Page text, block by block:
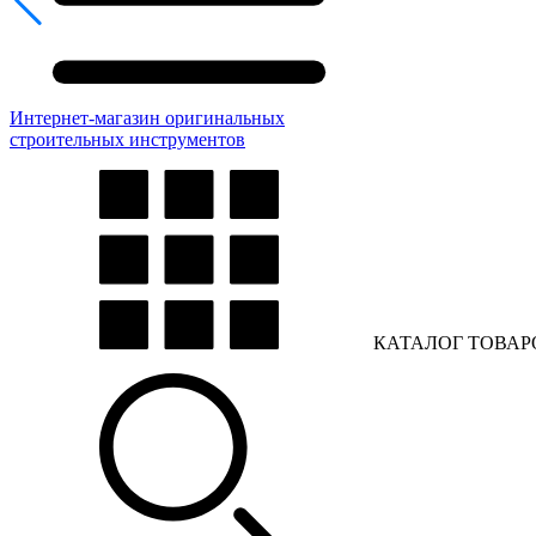
Интернет-магазин оригинальных
строительных инструментов
КАТАЛОГ